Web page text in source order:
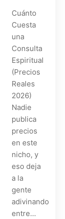
Cuánto
Cuesta
una
Consulta
Espiritual
(Precios
Reales
2026)
Nadie
publica
precios
en este
nicho, y
eso deja
a la
gente
adivinando
entre…